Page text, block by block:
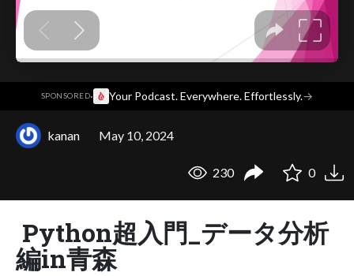
SPONSORED· Your Podcast. Everywhere. Effortlessly.→
kanan May 10, 2024
230 0
Python超入門_データ分析
編in青森